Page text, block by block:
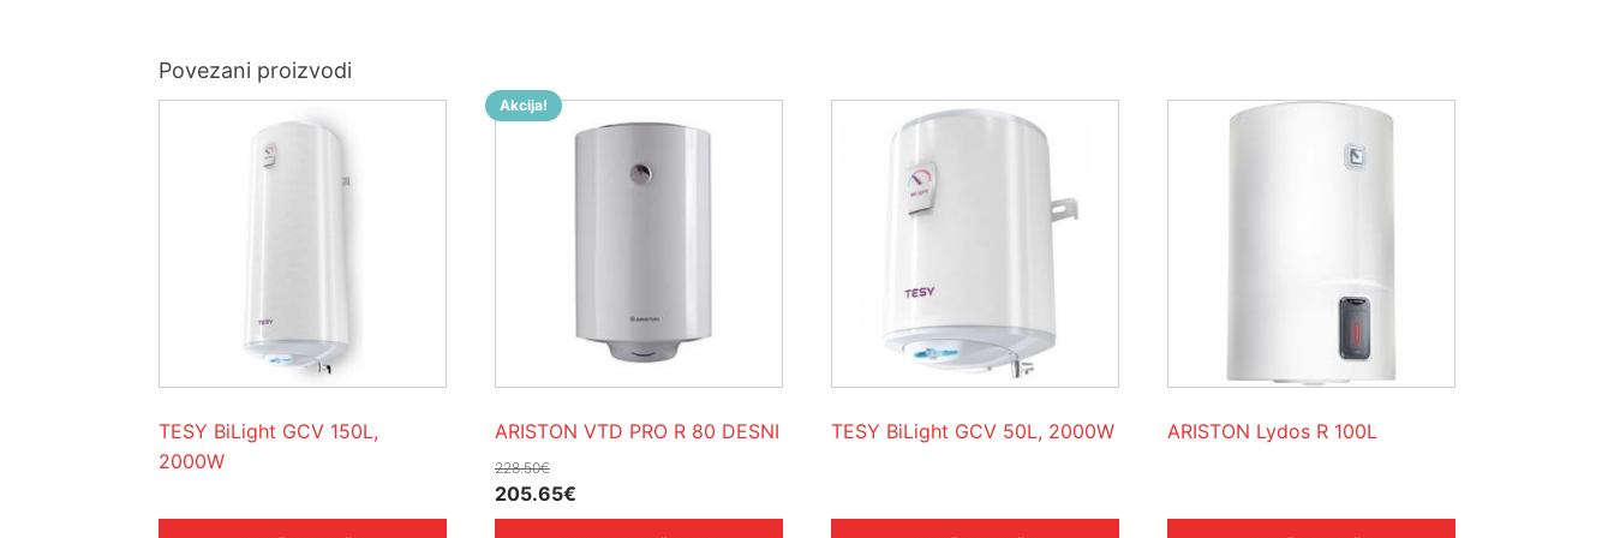
Povezani proizvodi
TESY BiLight GCV 150L,
2000W
Akcija!
ARISTON VTD PRO R 80 DESNI
228.50€
Izvorna
cijena
205.65€
cijena
TESY BiLight GCV 50L, 2000W ARISTON Lydos R 100L